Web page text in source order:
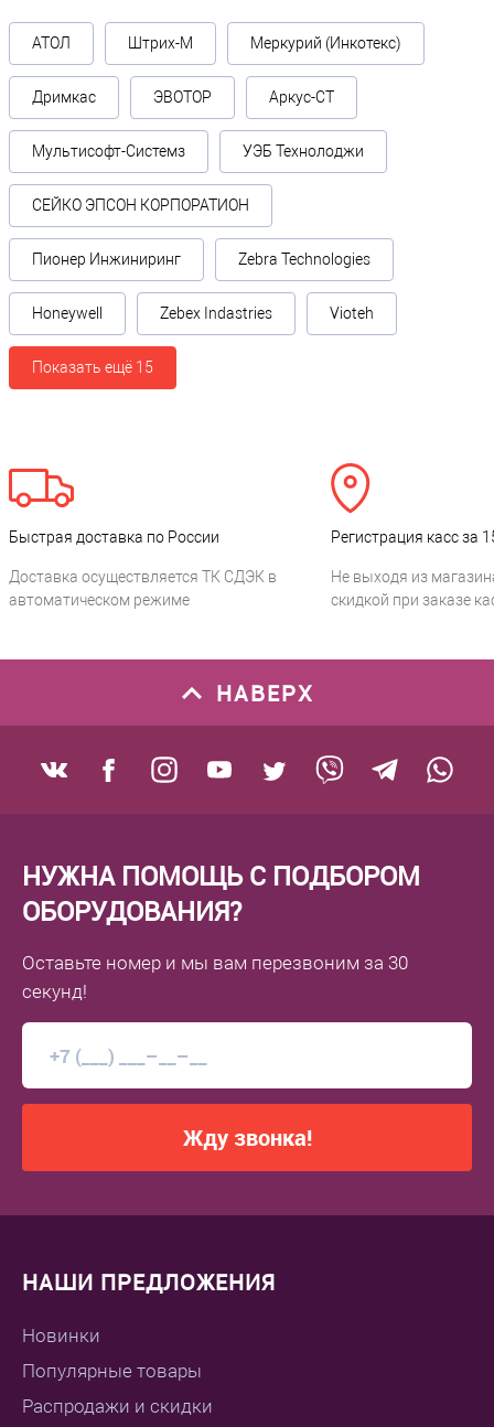
АТОЛ Штрих-М Меркурий (Инкотекс)
Дримкас ЭВОТОР Аркус-СТ
Мультисофт-Системз УЭБ Технолоджи
СЕЙКО ЭПСОН КОРПОРАТИОН
Пионер Инжиниринг Zebra Technologies
Honeywell Zebex Indastries Vioteh
Показать ещё 15
Быстрая доставка по России
Доставка осуществляется ТК СДЭК в
автоматическом режиме
Регистрация касс за
Не выходя из
скидкой при заказе
НАВЕРХ
НУЖНА ПОМОЩЬ С ПОДБОРОМ
ОБОРУДОВАНИЯ?
Оставьте номер и мы вам перезвоним за 30
секунд!
Жду звонка!
НАШИ ПРЕДЛОЖЕНИЯ
Новинки
Популярные товары
Распродажи и скидки